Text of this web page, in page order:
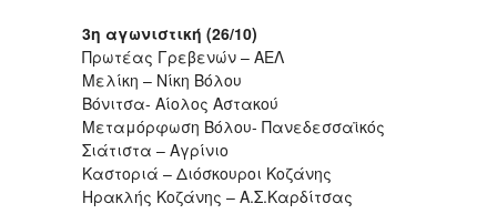
3η αγωνιστική (26/10)
Πρωτέας Γρεβενών – ΑΕΛ
Μελίκη – Νίκη Βόλου
Βόνιτσα- Αίολος Αστακού
Μεταμόρφωση Βόλου- Πανεδεσσαϊκός
Σιάτιστα – Αγρίνιο
Καστοριά – Διόσκουροι Κοζάνης
Ηρακλής Κοζάνης – Α.Σ.Καρδίτσας